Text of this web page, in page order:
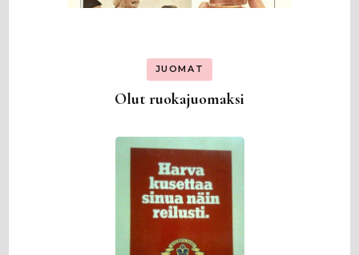
JUOMAT
Olut ruokajuomaksi